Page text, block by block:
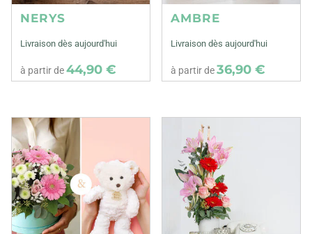
NERYS
Livraison dès aujourd'hui
à partir de44,90 €
AMBRE
Livraison dès aujourd'hui
à partir de36,90 €